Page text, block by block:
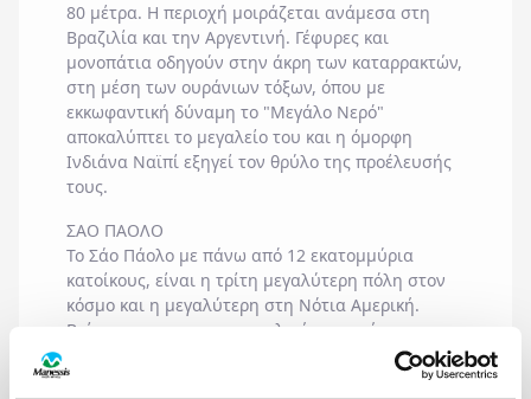
80 μέτρα. Η περιοχή μοιράζεται ανάμεσα στη
Βραζιλία και την Αργεντινή. Γέφυρες και
μονοπάτια οδηγούν στην άκρη των καταρρακτών,
στη μέση των ουράνιων τόξων, όπου με
εκκωφαντική δύναμη το "Μεγάλο Νερό"
αποκαλύπτει το μεγαλείο του και η όμορφη
Ινδιάνα Ναϊπί εξηγεί τον θρύλο της προέλευσής
τους.
ΣΑΟ ΠΑΟΛΟ
Το Σάο Πάολο με πάνω από 12 εκατομμύρια
κατοίκους, είναι η τρίτη μεγαλύτερη πόλη στον
κόσμο και η μεγαλύτερη στη Νότια Αμερική.
Βρίσκεται στη νοτιοανατολική περιοχή της
Βραζιλίας, στο εσωτερικό της χώρας. Είναι η
πρωτεύουσα της ομώνυμης πολιτείας του Σάο